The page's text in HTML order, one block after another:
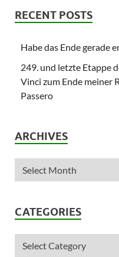
RECENT POSTS
Habe das Ende gerade
249. und letzte Etappe
Vinci zum Ende meiner
Passero
ARCHIVES
CATEGORIES